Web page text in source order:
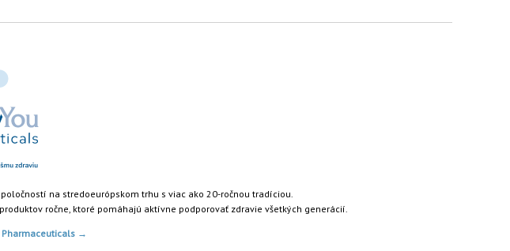
na stredoeurópskom trhu s viac ako 20-ročnou tradíciou.
ročne, ktoré pomáhajú aktívne podporovať zdravie všetkých generácií.
Pharmaceuticals →